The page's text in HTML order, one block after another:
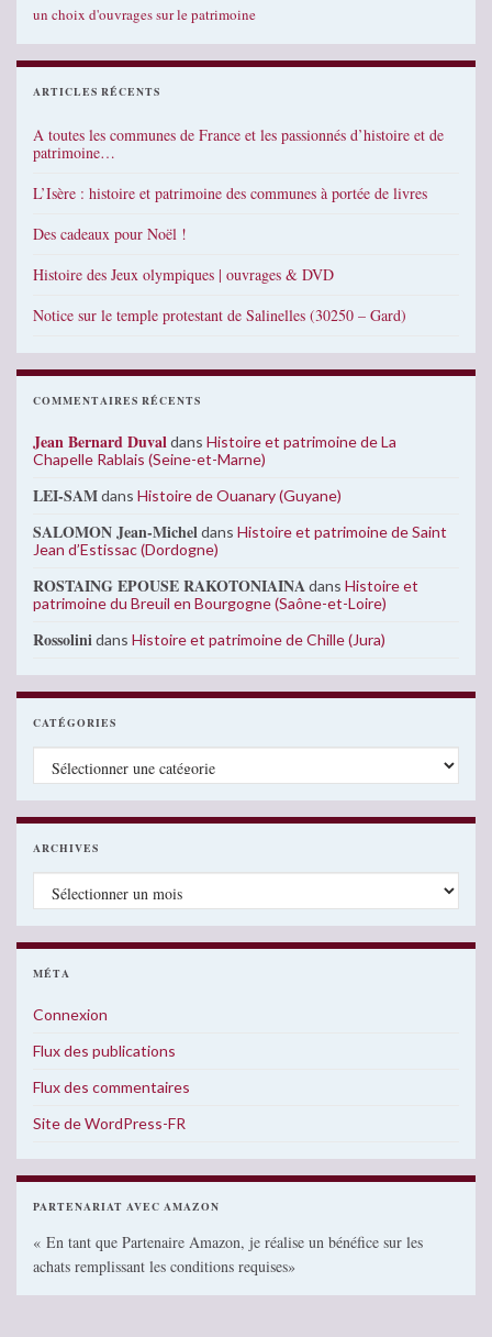
un choix d'ouvrages sur le patrimoine
ARTICLES RÉCENTS
A toutes les communes de France et les passionnés d’histoire et de
patrimoine…
L’Isère : histoire et patrimoine des communes à portée de livres
Des cadeaux pour Noël !
Histoire des Jeux olympiques | ouvrages & DVD
Notice sur le temple protestant de Salinelles (30250 – Gard)
COMMENTAIRES RÉCENTS
Jean Bernard Duvaldans Histoire et patrimoine de La
Chapelle Rablais (Seine-et-Marne)
LEI-SAMdans Histoire de Ouanary (Guyane)
SALOMON Jean-Micheldans Histoire et patrimoine de Saint
Jean d’Estissac (Dordogne)
ROSTAING EPOUSE RAKOTONIAINAdans Histoire et
patrimoine du Breuil en Bourgogne (Saône-et-Loire)
Rossolinidans Histoire et patrimoine de Chille (Jura)
CATÉGORIES
Catégories
ARCHIVES
Archives
MÉTA
Connexion
Flux des publications
Flux des commentaires
Site de WordPress-FR
PARTENARIAT AVEC AMAZON
« En tant que Partenaire Amazon, je réalise un bénéfice sur les
achats remplissant les conditions requises»